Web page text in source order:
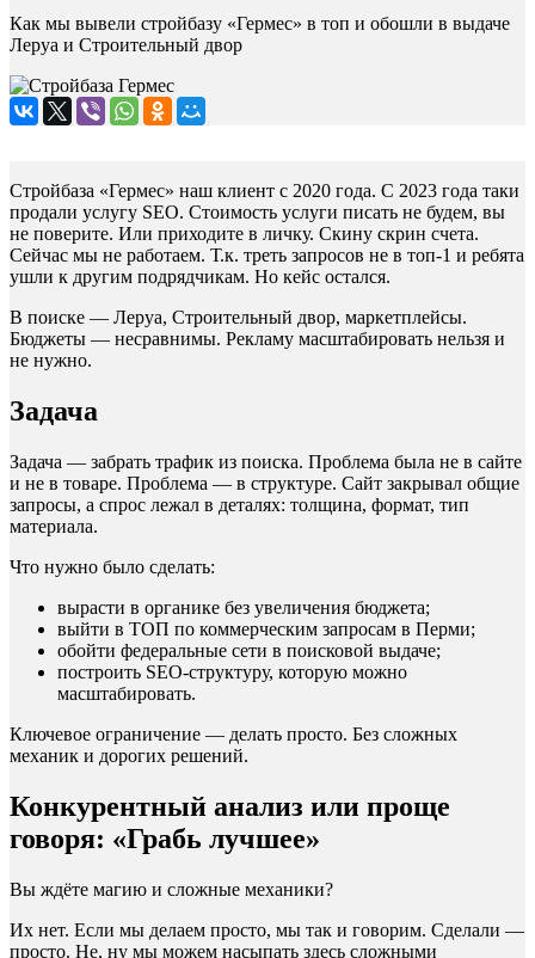
Как мы вывели стройбазу «Гермес» в топ и обошли в выдаче
Леруа и Строительный двор
Стройбаза «Гермес» наш клиент с 2020 года. С 2023 года таки
продали услугу SEO. Стоимость услуги писать не будем, вы
не поверите. Или приходите в личку. Скину скрин счета.
Сейчас мы не работаем. Т.к. треть запросов не в топ-1 и ребята
ушли к другим подрядчикам. Но кейс остался.
В поиске — Леруа, Строительный двор, маркетплейсы.
Бюджеты — несравнимы. Рекламу масштабировать нельзя и
не нужно.
Задача
Задача — забрать трафик из поиска. Проблема была не в сайте
и не в товаре. Проблема — в структуре. Сайт закрывал общие
запросы, а спрос лежал в деталях: толщина, формат, тип
материала.
Что нужно было сделать:
вырасти в органике без увеличения бюджета;
выйти в ТОП по коммерческим запросам в Перми;
обойти федеральные сети в поисковой выдаче;
построить SEO-структуру, которую можно
масштабировать.
Ключевое ограничение — делать просто. Без сложных
механик и дорогих решений.
Конкурентный анализ или проще
говоря: «Грабь лучшее»
Вы ждёте магию и сложные механики?
Их нет. Если мы делаем просто, мы так и говорим. Сделали —
просто. Не, ну мы можем насыпать здесь сложными